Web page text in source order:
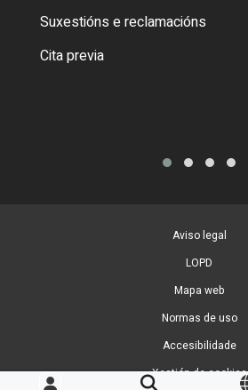
Suxestións e reclamacións
Cita previa
Aviso legal
LOPD
Mapa web
Normas de uso
Accesibilidade
Xestión de cookies